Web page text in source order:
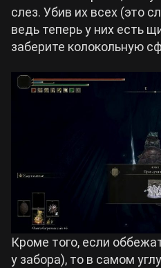
слез. Убив их всех (это
ведь теперь у них есть
заберите колокольную
Кроме того, если
у забора), то в самом